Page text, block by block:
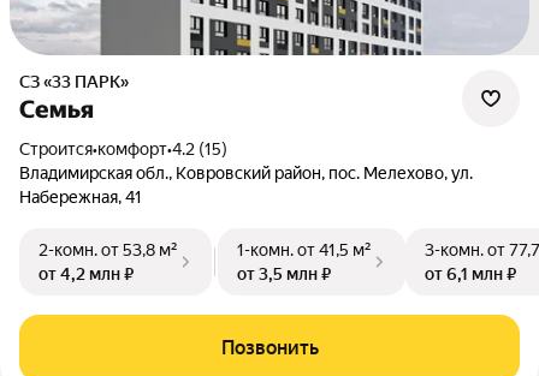
СЗ «33 ПАРК»
Семья
Строится•комфорт•4.2 (15)
Владимирская обл., Ковровский район, пос. Мелехово, ул.
Набережная, 41
2-комн.от 53,8 м²
от 4,2 млн ₽
1-комн.от 41,5 м²
от 3,5 млн ₽
3-комн.от
от 6,1 млн ₽
Позвонить